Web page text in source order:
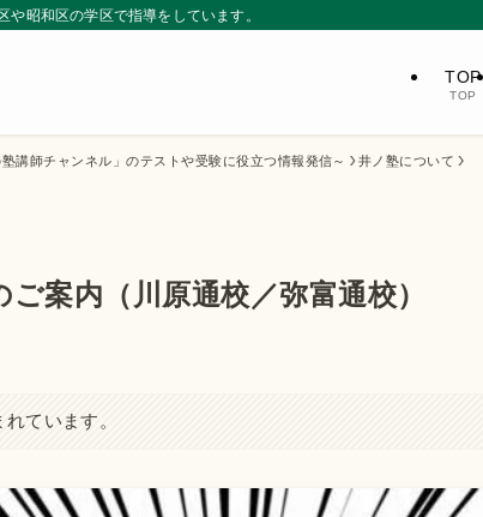
昭和区の学区で指導をしています。
TOP
TOP
講師チャンネル」のテストや受験に役立つ情報発信～ 井ノ塾について
案内（川原通校／弥富通校）
ています。